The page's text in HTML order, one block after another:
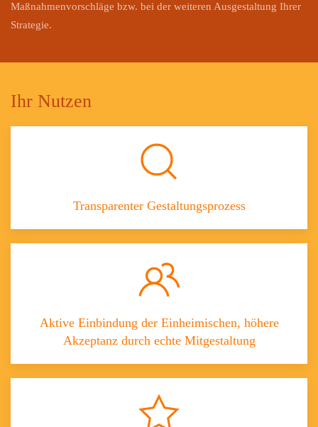
Maßnahmenvorschläge bzw. bei der weiteren Ausgestaltung Ihrer
Strategie.
Ihr Nutzen
Transparenter Gestaltungsprozess
Aktive Einbindung der Einheimischen, höhere
Akzeptanz durch echte Mitgestaltung